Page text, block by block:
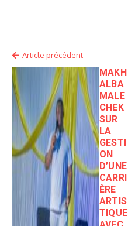
Article précédent
MAKH
ALBA
MALE
CHEK
SUR
LA
GESTI
ON
D’UNE
CARRI
ÈRE
ARTIS
TIQUE